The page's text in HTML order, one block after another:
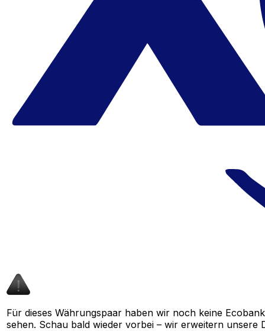
Für dieses Währungspaar haben wir noch keine
sehen. Schau bald wieder vorbei – wir erweitern unsere